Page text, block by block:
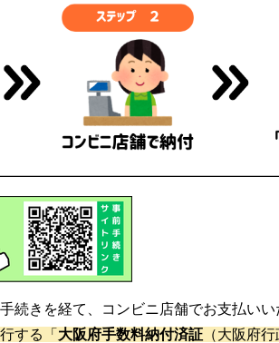
続きを経て、コンビニ店舗でお支払いい
する「 大阪府手数料納付済証 （大阪府